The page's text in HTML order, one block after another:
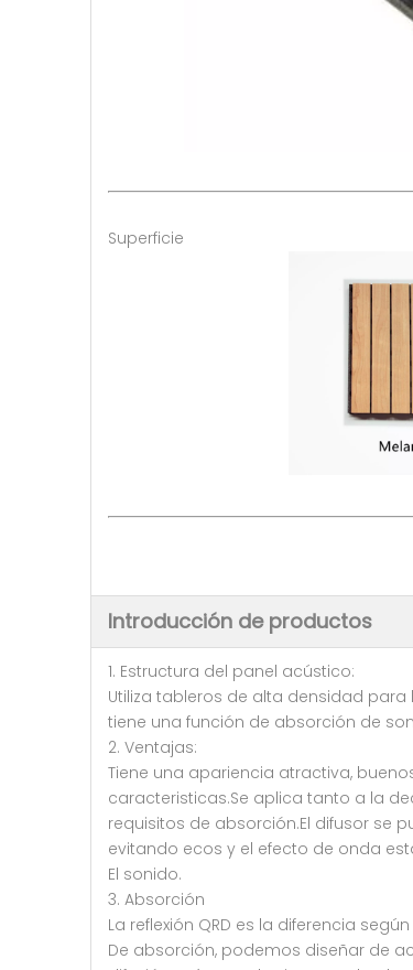
Superficie
Introducción de productos
1. Estructura del panel acústico:
Utiliza tableros de alta densidad para
tiene una función de absorción de
2. Ventajas:
Tiene una apariencia atractiva,
caracteristicas.Se aplica tanto a la
requisitos de absorción.El difusor se
evitando ecos y el efecto de onda
El sonido.
3. Absorción
La reflexión QRD es la diferencia
De absorción, podemos diseñar de